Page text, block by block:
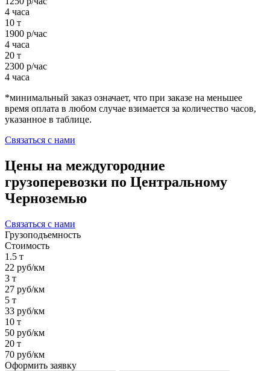
4 часа
10 т
1900 р/час
4 часа
20 т
2300 р/час
4 часа
*минимальный заказ означает, что при заказе на меньшее
время оплата в любом случае взимается за количество часов,
указанное в таблице.
Связаться с нами
Цены на междугородние
грузоперевозки по Центральному
Черноземью
Связаться с нами
Грузоподъемность
Стоимость
1.5 т
22 руб/км
3 т
27 руб/км
5 т
33 руб/км
10 т
50 руб/км
20 т
70 руб/км
Оформить заявку